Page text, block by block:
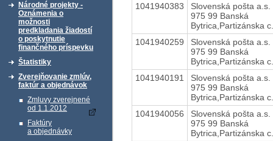
Národné projekty -
Oznámenia o
možnosti
predkladania žiadostí
o poskytnutie
finančného príspevku
Štatistiky
Zverejňovanie zmlúv,
faktúr a objednávok
Zmluvy zverejnené
od 1.1.2012
Faktúry
a objednávky
1041940383
Slovenská pošta a.s.
975 99 Banská
Bytrica,Partizánska
1041940259
Slovenská pošta a.s.
975 99 Banská
Bytrica,Partizánska
1041940191
Slovenská pošta a.s.
975 99 Banská
Bytrica,Partizánska
1041940056
Slovenská pošta a.s.
975 99 Banská
Bytrica,Partizánska